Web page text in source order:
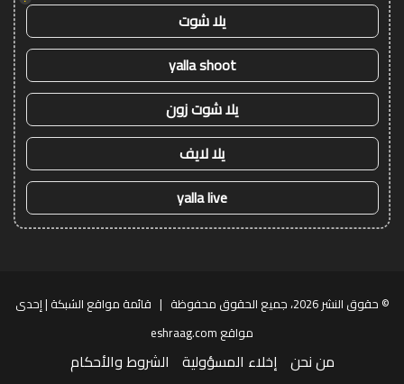
يلا شوت
yalla shoot
يلا شوت زون
يلا لايف
yalla live
© حقوق النشر 2026، جميع الحقوق محفوظة | قائمة مواقع الشبكة | إحدى
مواقع eshraag.com
من نحن إخلاء المسؤولية الشروط والأحكام